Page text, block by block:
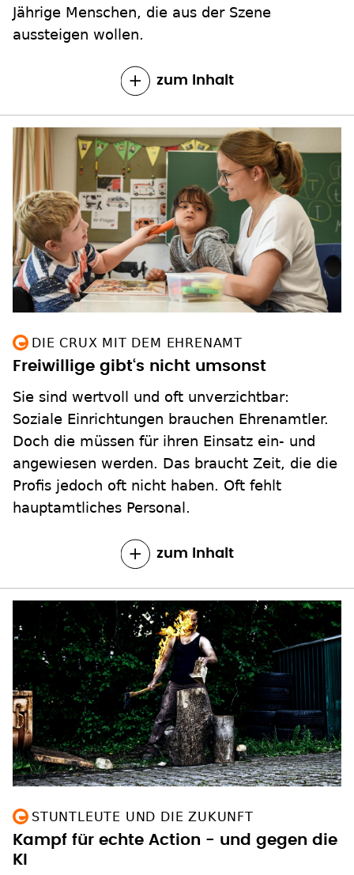
Jährige Menschen, die aus der Szene
aussteigen wollen.
zum Inhalt
DIE CRUX MIT DEM EHRENAMT
Freiwillige gibt‘s nicht umsonst
Sie sind wertvoll und oft unverzichtbar:
Soziale Einrichtungen brauchen Ehrenamtler.
Doch die müssen für ihren Einsatz ein- und
angewiesen werden. Das braucht Zeit, die die
Profis jedoch oft nicht haben. Oft fehlt
hauptamtliches Personal.
zum Inhalt
STUNTLEUTE UND DIE ZUKUNFT
Kampf für echte Action - und gegen die
KI